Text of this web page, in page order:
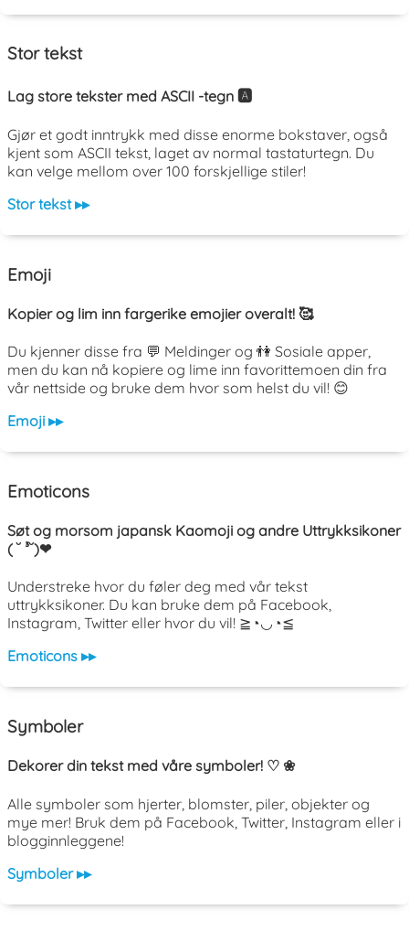
Stor tekst
Lag store tekster med ASCII -tegn 🅰️
Gjør et godt inntrykk med disse enorme bokstaver, også
kjent som ASCII tekst, laget av normal tastaturtegn. Du
kan velge mellom over 100 forskjellige stiler!
Stor tekst ▸▸
Emoji
Kopier og lim inn fargerike emojier overalt! 🥰
Du kjenner disse fra 💬 Meldinger og 👫 Sosiale apper,
men du kan nå kopiere og lime inn favorittemoen din fra
vår nettside og bruke dem hvor som helst du vil! 😊
Emoji ▸▸
Emoticons
Søt og morsom japansk Kaomoji og andre Uttrykksikoner
( ˘ ³˘)❤
Understreke hvor du føler deg med vår tekst
uttrykksikoner. Du kan bruke dem på Facebook,
Instagram, Twitter eller hvor du vil! ≧◔◡◔≦
Emoticons ▸▸
Symboler
Dekorer din tekst med våre symboler! ♡ ❀
Alle symboler som hjerter, blomster, piler, objekter og
mye mer! Bruk dem på Facebook, Twitter, Instagram eller i
blogginnleggene!
Symboler ▸▸